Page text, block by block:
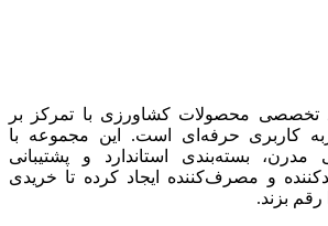
کاربری حرفه‌ای است. این مجموعه با
بسته‌بندی استاندارد و پشتیبانی
و مصرف‌کننده ایجاد کرده تا خریدی
رقم بزند.